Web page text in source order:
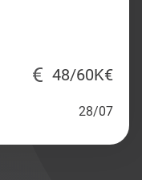
48/60K€
28/07